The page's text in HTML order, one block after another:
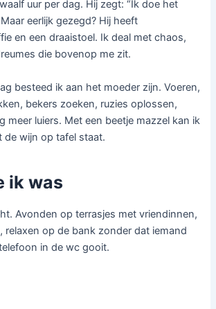
uur per dag. Hij zegt: “Ik doe het
eerlijk gezegd? Hij heeft
en een draaistoel. Ik deal met chaos,
die bovenop me zit.
besteed ik aan het moeder zijn. Voeren,
bekers zoeken, ruzies oplossen,
meer luiers. Met een beetje mazzel kan ik
de wijn op tafel staat.
ik was
Avonden op terrasjes met vriendinnen,
relaxen op de bank zonder dat iemand
in de wc gooit.